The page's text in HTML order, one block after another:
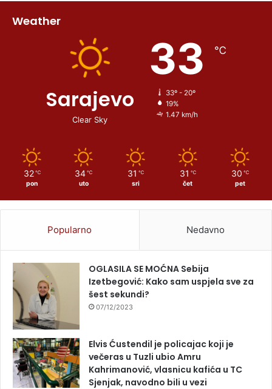
Weather
Sarajevo
Clear Sky
33 ℃
33º - 20º
19%
1.47 km/h
32 ℃
pon
34 ℃
uto
31 ℃
sri
31 ℃
čet
30 ℃
pet
Popularno Nedavno
OGLASILA SE MOĆNA Sebija
Izetbegović: Kako sam uspjela sve za
šest sekundi?
07/12/2023
Elvis Ćustendil je policajac koji je
večeras u Tuzli ubio Amru
Kahrimanović, vlasnicu kafića u TC
Sjenjak, navodno bili u vezi